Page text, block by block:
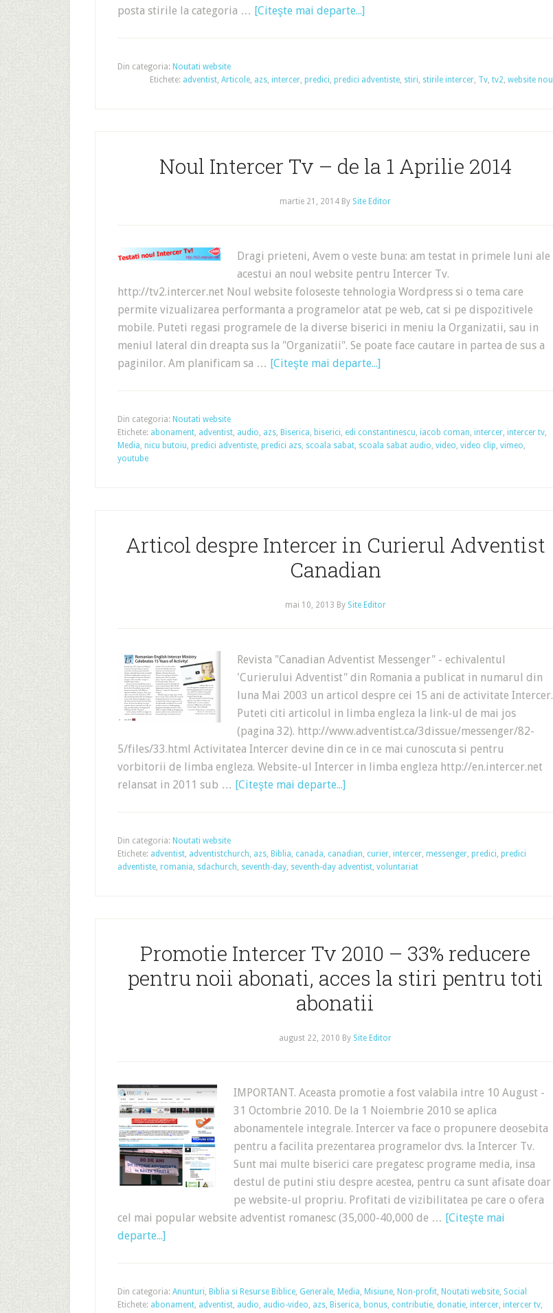
posta stirile la categoria … [Citeşte mai departe...]
Din categoria: Noutati website
Etichete: adventist, Articole, azs, intercer, predici, predici adventiste, stiri, stirile intercer, Tv, tv2, website nou
Noul Intercer Tv – de la 1 Aprilie 2014
martie 21, 2014 By Site Editor
Dragi prieteni, Avem o veste buna: am testat in primele luni ale
acestui an noul website pentru Intercer Tv.
http://tv2.intercer.net Noul website foloseste tehnologia Wordpress si o tema care
permite vizualizarea performanta a programelor atat pe web, cat si pe dispozitivele
mobile. Puteti regasi programele de la diverse biserici in meniu la Organizatii, sau in
meniul lateral din dreapta sus la "Organizatii". Se poate face cautare in partea de sus a
paginilor. Am planificam sa … [Citeşte mai departe...]
Din categoria: Noutati website
Etichete: abonament, adventist, audio, azs, Biserica, biserici, edi constantinescu, iacob coman, intercer, intercer tv,
Media, nicu butoiu, predici adventiste, predici azs, scoala sabat, scoala sabat audio, video, video clip, vimeo,
youtube
Articol despre Intercer in Curierul Adventist
Canadian
mai 10, 2013 By Site Editor
Revista "Canadian Adventist Messenger" - echivalentul
'Curierului Adventist" din Romania a publicat in numarul din
luna Mai 2003 un articol despre cei 15 ani de activitate Intercer.
Puteti citi articolul in limba engleza la link-ul de mai jos
(pagina 32). http://www.adventist.ca/3dissue/messenger/82-
5/files/33.html Activitatea Intercer devine din ce in ce mai cunoscuta si pentru
vorbitorii de limba engleza. Website-ul Intercer in limba engleza http://en.intercer.net
relansat in 2011 sub … [Citeşte mai departe...]
Din categoria: Noutati website
Etichete: adventist, adventistchurch, azs, Biblia, canada, canadian, curier, intercer, messenger, predici, predici
adventiste, romania, sdachurch, seventh-day, seventh-day adventist, voluntariat
Promotie Intercer Tv 2010 – 33% reducere
pentru noii abonati, acces la stiri pentru toti
abonatii
august 22, 2010 By Site Editor
IMPORTANT. Aceasta promotie a fost valabila intre 10 August -
31 Octombrie 2010. De la 1 Noiembrie 2010 se aplica
abonamentele integrale. Intercer va face o propunere deosebita
pentru a facilita prezentarea programelor dvs. la Intercer Tv.
Sunt mai multe biserici care pregatesc programe media, insa
destul de putini stiu despre acestea, pentru ca sunt afisate doar
pe website-ul propriu. Profitati de vizibilitatea pe care o ofera
cel mai popular website adventist romanesc (35,000-40,000 de … [Citeşte mai
departe...]
Din categoria: Anunturi, Biblia si Resurse Biblice, Generale, Media, Misiune, Non-profit, Noutati website, Social
Etichete: abonament, adventist, audio, audio-video, azs, Biserica, bonus, contributie, donatie, intercer, intercer tv,